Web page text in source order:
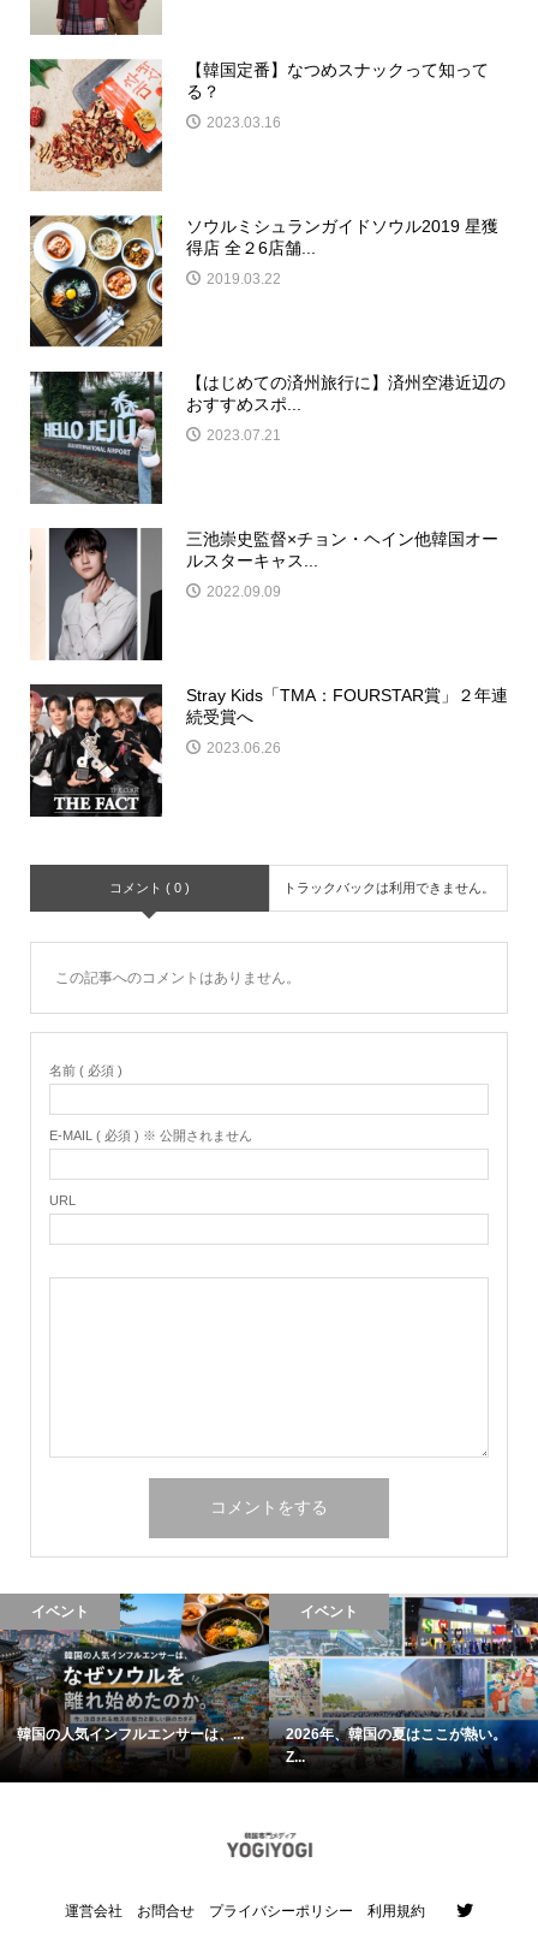
【韓国定番】なつめスナックって知って
る？
2023.03.16
ソウルミシュランガイドソウル2019 星獲
得店 全２6店舗...
2019.03.22
【はじめての済州旅行に】済州空港近辺の
おすすめスポ...
2023.07.21
三池崇史監督×チョン・ヘイン他韓国オー
ルスターキャス...
2022.09.09
Stray Kids「TMA：FOURSTAR賞」２年連
続受賞へ
2023.06.26
コメント ( 0 ) トラックバックは利用できません。
この記事へのコメントはありません。
名前 ( 必須 )
E-MAIL ( 必須 ) ※ 公開されません
URL
イベント
韓国の人気インフルエンサーは、...
イベント
2026年、韓国の夏はここが熱い。
Z...
運営会社 お問合せ プライバシーポリシー 利用規約